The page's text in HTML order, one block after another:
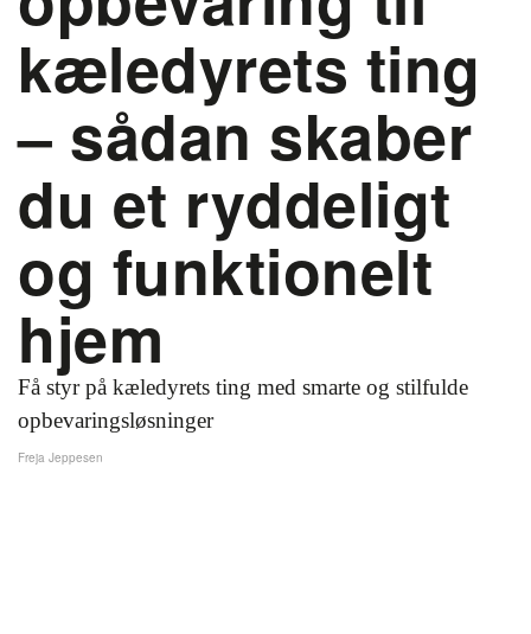
kæledyrets ting
– sådan skaber
du et ryddeligt
og funktionelt
hjem
Få styr på kæledyrets ting med smarte og stilfulde
opbevaringsløsninger
Freja Jeppesen